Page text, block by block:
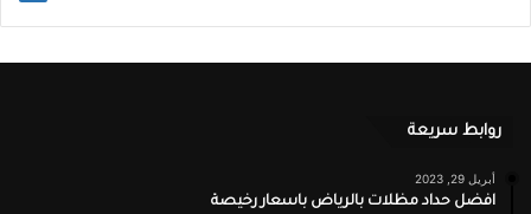
روابط سريعة
أبريل 29, 2023
افضل حداد مظلات بالرياض باسعار رخيصة